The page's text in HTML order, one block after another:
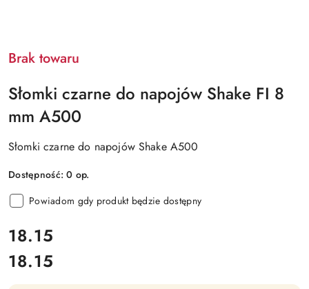
Brak towaru
Słomki czarne do napojów Shake FI 8
mm A500
Słomki czarne do napojów Shake A500
Dostępność:0 op.
Powiadom gdy produkt będzie dostępny
cena:
18.15
Cena:
18.15